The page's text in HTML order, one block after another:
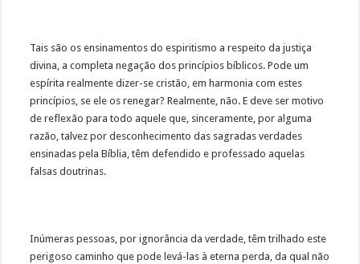
Tais são os ensinamentos do espiritismo a respeito da justiça
divina, a completa negação dos princípios bíblicos. Pode um
espírita realmente dizer-se cristão, em harmonia com estes
princípios, se ele os renegar? Realmente, não. E deve ser motivo
de reflexão para todo aquele que, sinceramente, por alguma
razão, talvez por desconhecimento das sagradas verdades
ensinadas pela Bíblia, têm defendido e professado aquelas
falsas doutrinas.
Inúmeras pessoas, por ignorância da verdade, têm trilhado este
perigoso caminho que pode levá-las à eterna perda, da qual não